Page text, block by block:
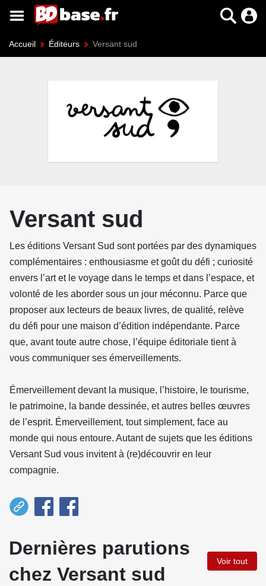
Accueil Éditeurs Versant sud
Versant sud
Les éditions Versant Sud sont portées par des dynamiques
complémentaires : enthousiasme et goût du défi ; curiosité
envers l’art et le voyage dans le temps et dans l’espace, et
volonté de les aborder sous un jour méconnu. Parce que
proposer aux lecteurs de beaux livres, de qualité, relève
du défi pour une maison d’édition indépendante. Parce
que, avant toute autre chose, l’équipe éditoriale tient à
vous communiquer ses émerveillements.
Émerveillement devant la musique, l’histoire, le tourisme,
le patrimoine, la bande dessinée, et autres belles œuvres
de l’esprit. Émerveillement, tout simplement, face au
monde qui nous entoure. Autant de sujets que les éditions
Versant Sud vous invitent à (re)découvrir en leur
compagnie.
Dernières parutions
chez Versant sud
Voir tout